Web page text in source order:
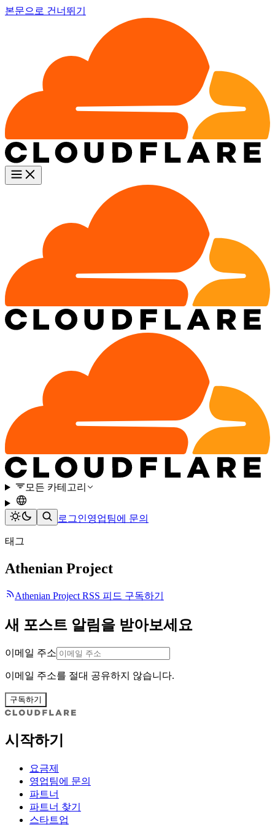
본문으로 건너뛰기
모든 카테고리
로그인영업팀에 문의
태그
Athenian Project
Athenian Project RSS 피드 구독하기
새 포스트 알림을 받아보세요
이메일 주소
이메일 주소를 절대 공유하지 않습니다.
구독하기
시작하기
요금제
영업팀에 문의
파트너
파트너 찾기
스타트업